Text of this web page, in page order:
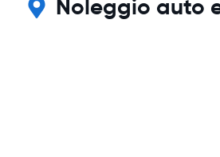
Noleggio auto